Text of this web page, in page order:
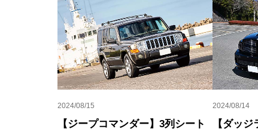
2024/08/15
【ジープコマンダー】3列シート
2024/08/14
【ダッ